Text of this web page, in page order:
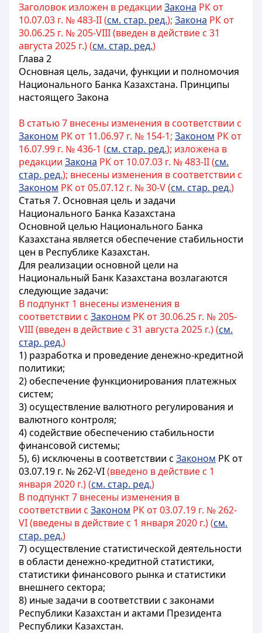
Заголовок изложен в редакции Закона РК от
10.07.03 г. № 483-II (см. стар. ред.); Закона РК от
30.06.25 г. № 205-VIII (введен в действие с 31
августа 2025 г.) (см. стар. ред.)
Глава 2
Основная цель, задачи, функции и полномочия
Национального Банка Казахстана. Принципы
настоящего Закона
В статью 7 внесены изменения в соответствии с
Законом РК от 11.06.97 г. № 154-1; Законом РК от
16.07.99 г. № 436-1 (см. стар. ред.); изложена в
редакции Закона РК от 10.07.03 г. № 483-II (см.
стар. ред.); внесены изменения в соответствии с
Законом РК от 05.07.12 г. № 30-V (см. стар. ред.)
Статья 7. Основная цель и задачи
Национального Банка Казахстана
Основной целью Национального Банка
Казахстана является обеспечение стабильности
цен в Республике Казахстан.
Для реализации основной цели на
Национальный Банк Казахстана возлагаются
следующие задачи:
В подпункт 1 внесены изменения в
соответствии с Законом РК от 30.06.25 г. № 205-
VIII (введен в действие с 31 августа 2025 г.) (см.
стар. ред.)
1) разработка и проведение денежно-кредитной
политики;
2) обеспечение функционирования платежных
систем;
3) осуществление валютного регулирования и
валютного контроля;
4) содействие обеспечению стабильности
финансовой системы;
5), 6) исключены в соответствии с Законом РК от
03.07.19 г. № 262-VI(введено в действие с 1
января 2020 г.) (см. стар. ред.)
В подпункт 7 внесены изменения в
соответствии с Законом РК от 03.07.19 г. № 262-
VI (введены в действие с 1 января 2020 г.) (см.
стар. ред.)
7) осуществление статистической деятельности
в области денежно-кредитной статистики,
статистики финансового рынка и статистики
внешнего сектора;
8) иные задачи в соответствии с законами
Республики Казахстан и актами Президента
Республики Казахстан.